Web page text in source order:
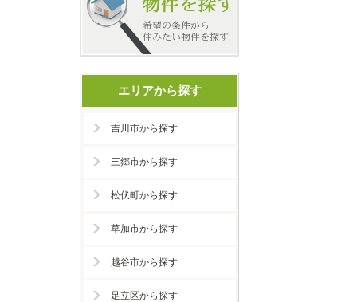
エリアから探す
吉川市から探す
三郷市から探す
松伏町から探す
草加市から探す
越谷市から探す
足立区から探す